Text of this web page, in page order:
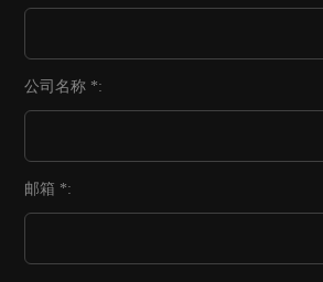
公司名称 *:
邮箱 *: